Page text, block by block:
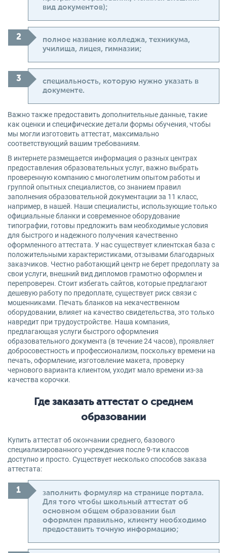
вид документов);
полное название колледжа, техникума,
училища, лицея, гимназии;
специальность, которую нужно указать в
документе.
Важно также предоставить дополнительные данные, такие
как оценки и специфические детали формы обучения, чтобы
мы могли изготовить аттестат, максимально
соответствующий вашим требованиям.
В интернете размещается информация о разных центрах
предоставления образовательных услуг, важно выбрать
проверенную компанию с многолетним опытом работы и
группой опытных специалистов, со знанием правил
заполнения образовательной документации за 11 класс,
например, в нашей. Наши специалисты, использующие только
официальные бланки и современное оборудование
типографии, готовы предложить вам необходимые условия
для быстрого и надежного получения качественно
оформленного аттестата. У нас существует клиентская база с
положительными характеристиками, отзывами благодарных
заказчиков. Честно работающий центр не берет предоплату за
свои услуги, внешний вид дипломов грамотно оформлен и
перепроверен. Стоит избегать сайтов, которые предлагают
дешевую работу по предоплате, существует риск связи с
мошенниками. Печать бланков на некачественном
оборудовании, влияет на качество свидетельства, это только
навредит при трудоустройстве. Наша компания,
предлагающая услуги быстрого оформления
образовательного документа (в течение 24 часов), проявляет
добросовестность и профессионализм, поскольку времени на
печать, оформление, изготовление макета, проверку
чернового варианта клиентом, уходит мало времени из-за
качества корочки.
Где заказать аттестат о среднем
образовании
Купить аттестат об окончании среднего, базового
специализированного учреждения после 9-ти классов
доступно и просто. Существует несколько способов заказа
аттестата:
заполнить формуляр на странице портала.
Для того чтобы школьный аттестат об
основном общем образовании был
оформлен правильно, клиенту необходимо
предоставить точную информацию;